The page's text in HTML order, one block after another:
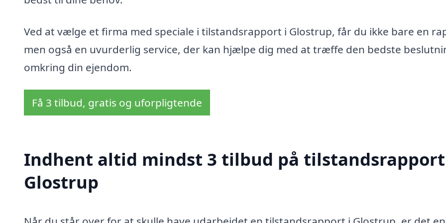
Ved at vælge et firma med speciale i tilstandsrapport i Glostrup, får du ikke bare en
men også en uvurderlig service, der kan hjælpe dig med at træffe den bedste
omkring din ejendom.
Få 3 tilbud, gratis og uforpligtende
Indhent altid mindst 3 tilbud på
Glostrup